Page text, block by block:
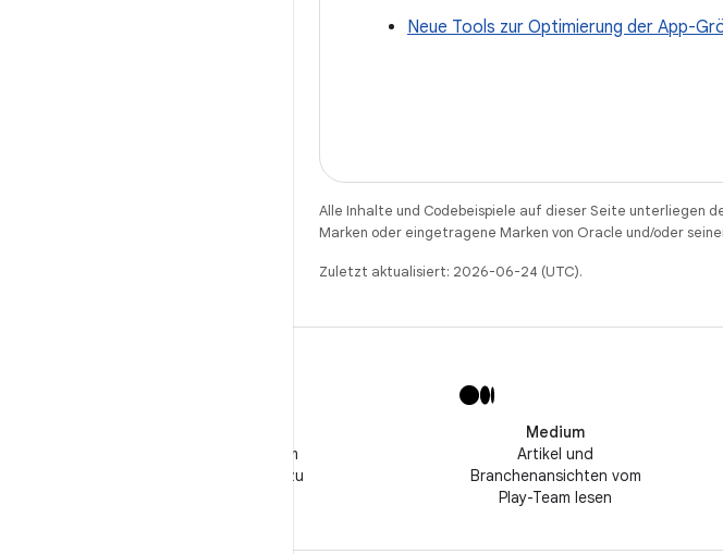
Neue Tools zur Optimierung der App-
Alle Inhalte und Codebeispiele auf dieser Seite unterliegen
Marken oder eingetragene Marken von Oracle und/oder
Zuletzt aktualisiert: 2026-06-24 (UTC).
Folge @GooglePlayBiz, um
Neuigkeiten und Support zu
Medium
Artikel und
Branchenansichten vom
Play-Team lesen